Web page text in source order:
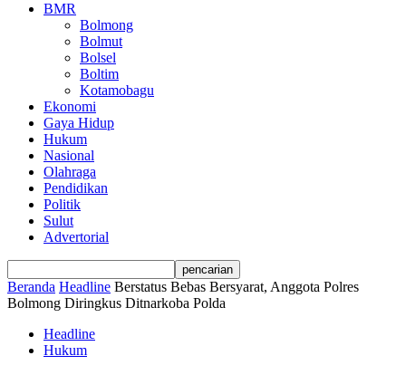
BMR
Bolmong
Bolmut
Bolsel
Boltim
Kotamobagu
Ekonomi
Gaya Hidup
Hukum
Nasional
Olahraga
Pendidikan
Politik
Sulut
Advertorial
Beranda Headline Berstatus Bebas Bersyarat, Anggota Polres
Bolmong Diringkus Ditnarkoba Polda
Headline
Hukum